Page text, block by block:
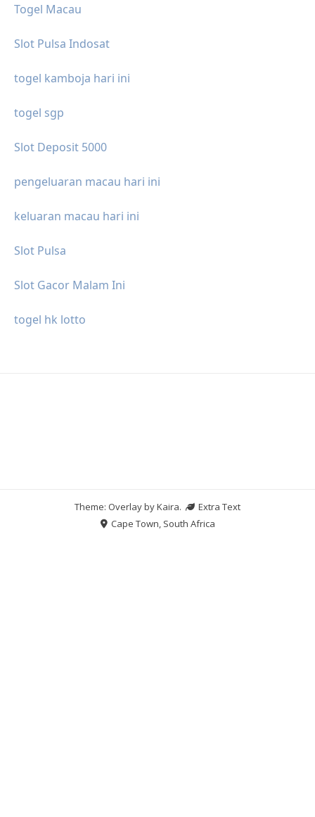
Togel Macau
Slot Pulsa Indosat
togel kamboja hari ini
togel sgp
Slot Deposit 5000
pengeluaran macau hari ini
keluaran macau hari ini
Slot Pulsa
Slot Gacor Malam Ini
togel hk lotto
Theme: Overlay byKaira.
Extra Text
Cape Town, South Africa